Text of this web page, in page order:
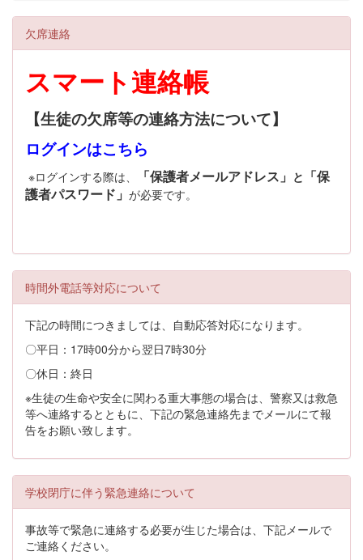
欠席連絡
スマート連絡帳
【生徒の欠席等の連絡方法について】
ログインはこちら
※ログインする際は、 「保護者メールアドレス」 と 「保
護者パスワード」 が必要です。
時間外電話等対応について
下記の時間につきましては、自動応答対応になります。
〇平日：17時00分から翌日7時30分
〇休日：終日
※生徒の生命や安全に関わる重大事態の場合は、警察又は救急
等へ連絡するとともに、下記の緊急連絡先までメールにて報
告をお願い致します。
学校閉庁に伴う緊急連絡について
事故等で緊急に連絡する必要が生じた場合は、下記メールで
ご連絡ください。